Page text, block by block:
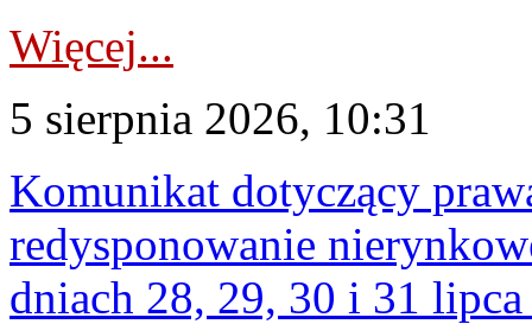
Więcej...
5 sierpnia 2026, 10:31
Komunikat dotyczący
redysponowanie
dniach 28, 29, 30 i 31